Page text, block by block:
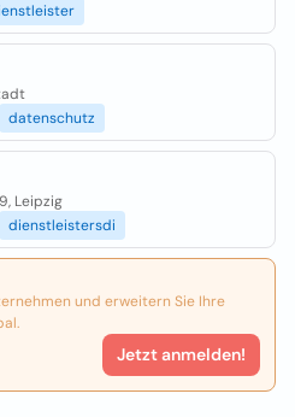
datenschutz
Leipzig
dienstleistersdi
und erweitern Sie Ihre
Jetzt anmelden!